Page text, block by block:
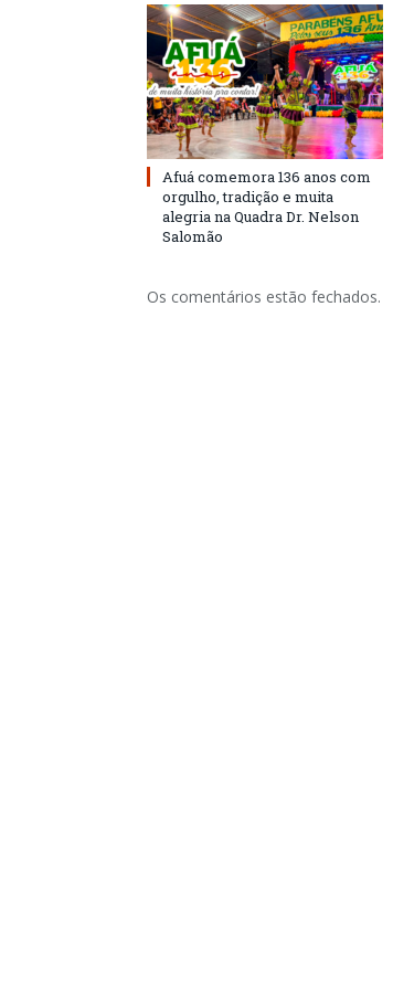
Afuá comemora 136 anos com
orgulho, tradição e muita
alegria na Quadra Dr. Nelson
Salomão
Os comentários estão fechados.